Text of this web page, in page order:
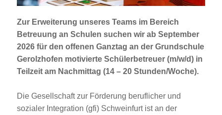
Jobportal
Presse und Medien
bbw e. V.
Karriere
Zur Erweiterung unseres Teams im Bereich
Betreuung an Schulen suchen wir ab September
2026 für den offenen Ganztag an der Grundschule
Gerolzhofen motivierte Schülerbetreuer (m/w/d) in
Teilzeit am Nachmittag (14 – 20 Stunden/Woche).
Die Gesellschaft zur Förderung beruflicher und
sozialer Integration (gfi) Schweinfurt ist an der